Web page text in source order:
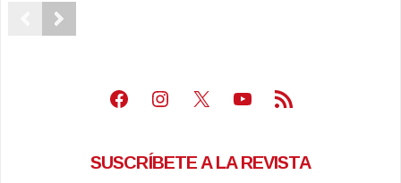
Facebook
Instagram
X Youtube
Feed RSS
SUSCRÍBETE A LA REVISTA